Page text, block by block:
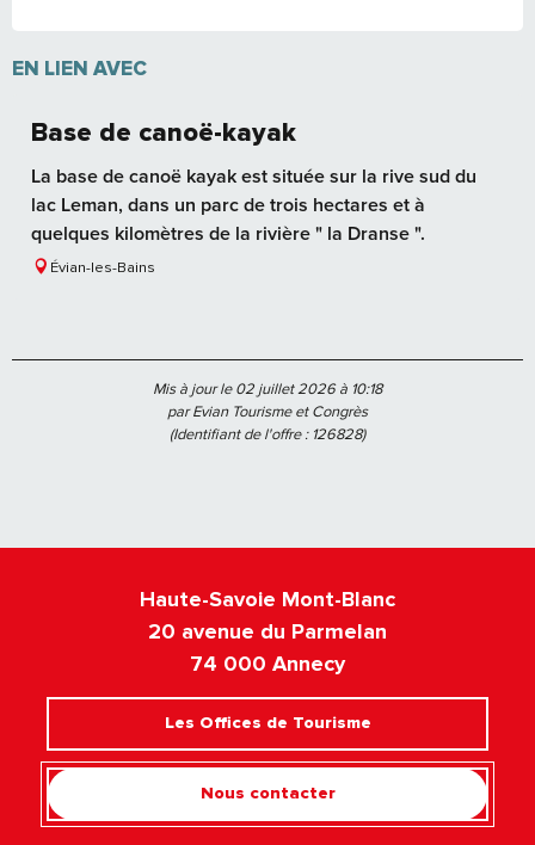
EN LIEN AVEC
Base de canoë-kayak
La base de canoë kayak est située sur la rive sud du
lac Leman, dans un parc de trois hectares et à
quelques kilomètres de la rivière " la Dranse ".
Évian-les-Bains
Mis à jour le 02 juillet 2026 à 10:18
par Evian Tourisme et Congrès
(Identifiant de l'offre : 126828)
Haute-Savoie Mont-Blanc
20 avenue du Parmelan
74 000 Annecy
Les Offices de Tourisme
Nous contacter